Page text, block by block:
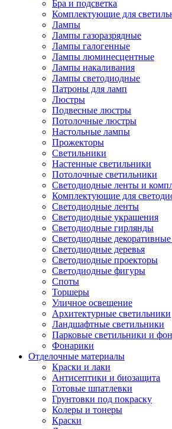
Бра и подсветка
Комплектующие для
Лампы
Лампы газоразрядные
Лампы галогенные
Лампы люминесцентные
Лампы накаливания
Лампы светодиодные
Патроны для ламп
Люстры
Подвесные люстры
Потолочные люстры
Настольные лампы
Прожекторы
Светильники
Настенные светильники
Потолочные светильники
Светодиодные ленты и
Комплектующие для
Светодиодные ленты
Светодиодные украшения
Светодиодные гирлянды
Светодиодные
Светодиодные деревья
Светодиодные проекторы
Светодиодные фигуры
Споты
Торшеры
Уличное освещение
Архитектурные светильники
Ландшафтные светильники
Парковые светильники и
Фонарики
Отделочные материалы
Краски и лаки
Антисептики и биозащита
Готовые шпатлевки
Грунтовки под покраску
Колеры и тонеры
Краски